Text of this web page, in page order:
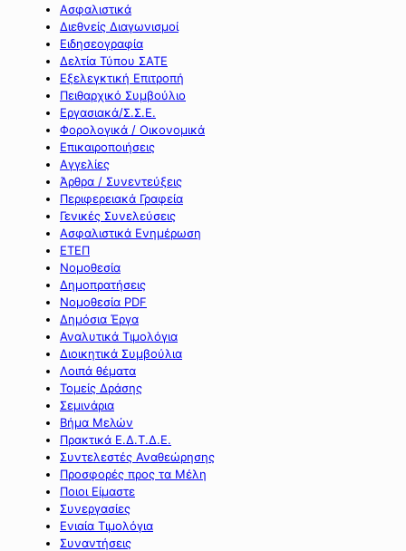
Ασφαλιστικά
Διεθνείς Διαγωνισμοί
Ειδησεογραφία
Δελτία Τύπου ΣΑΤΕ
Εξελεγκτική Επιτροπή
Πειθαρχικό Συμβούλιο
Εργασιακά/Σ.Σ.Ε.
Φορολογικά / Οικονομικά
Επικαιροποιήσεις
Αγγελίες
Άρθρα / Συνεντεύξεις
Περιφερειακά Γραφεία
Γενικές Συνελεύσεις
Ασφαλιστικά Ενημέρωση
ΕΤΕΠ
Νομοθεσία
Δημοπρατήσεις
Νομοθεσία PDF
Δημόσια Έργα
Αναλυτικά Τιμολόγια
Διοικητικά Συμβούλια
Λοιπά θέματα
Τομείς Δράσης
Σεμινάρια
Βήμα Μελών
Πρακτικά Ε.Δ.Τ.Δ.Ε.
Συντελεστές Αναθεώρησης
Προσφορές προς τα Μέλη
Ποιοι Είμαστε
Συνεργασίες
Ενιαία Τιμολόγια
Συναντήσεις